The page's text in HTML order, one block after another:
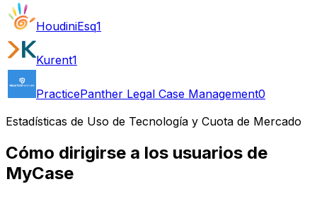
HoudiniEsq1
Kurent1
PracticePanther Legal Case Management0
Estadísticas de Uso de Tecnología y Cuota de Mercado
Cómo dirigirse a los usuarios de
MyCase